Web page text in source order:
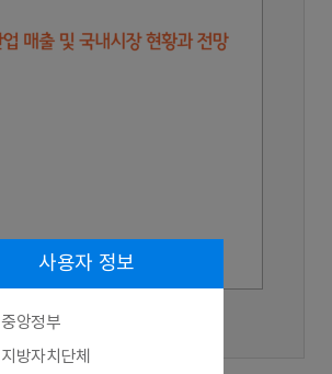
사용자 정보
중앙정부
지방자치단체